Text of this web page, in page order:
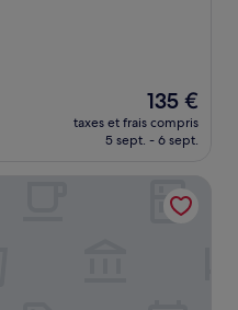
Le
nouveau
prix
de
135 €
135 €
taxes et frais compris
5 sept. - 6 sept.